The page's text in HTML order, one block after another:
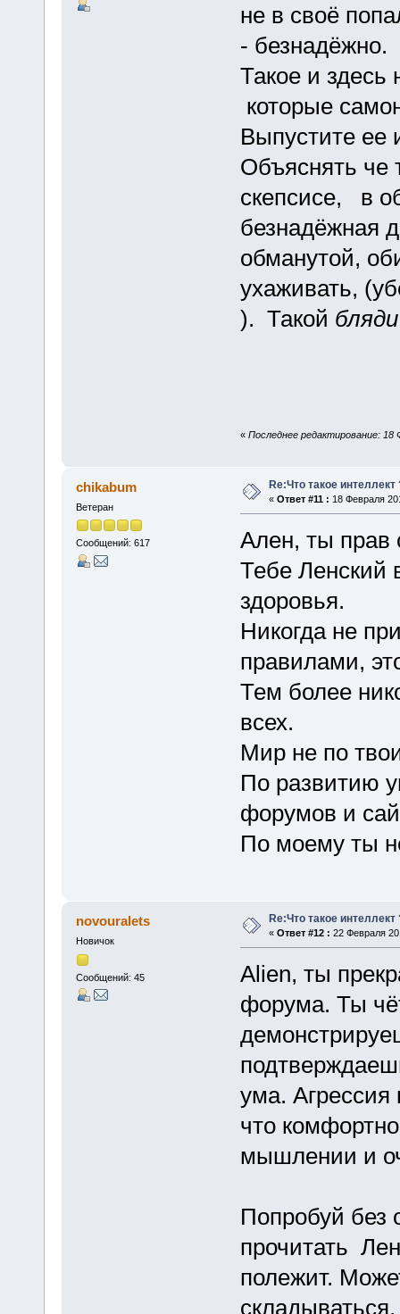
не в своё
- безнадёжно.
Такое и здесь
которые
Выпустите ее
Объяснять че
скепсисе, в
безнадёжная
обманутой,
ухаживать,
). Такой бляди
« Последнее редактирование: 18
chikabum
Ветеран
Сообщений: 617
Re:Что такое интеллект
« Ответ #11 : 18 Февраля
Ален, ты прав
Тебе Ленский
здоровья.
Никогда не
правилами,
Тем более
всех.
Мир не по
По развитию
форумов и
По моему ты
novouralets
Новичок
Сообщений: 45
Re:Что такое интеллект
« Ответ #12 : 22 Февраля
Alien, ты
форума. Ты
ума. Агрессия
что
мышлении и
Попробуй без
прочитать
полежит.